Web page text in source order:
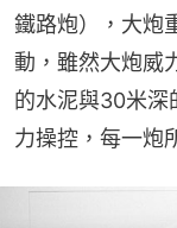
鐵路炮），大炮
動，雖然大炮威
的水泥與30米深
力操控，每一炮